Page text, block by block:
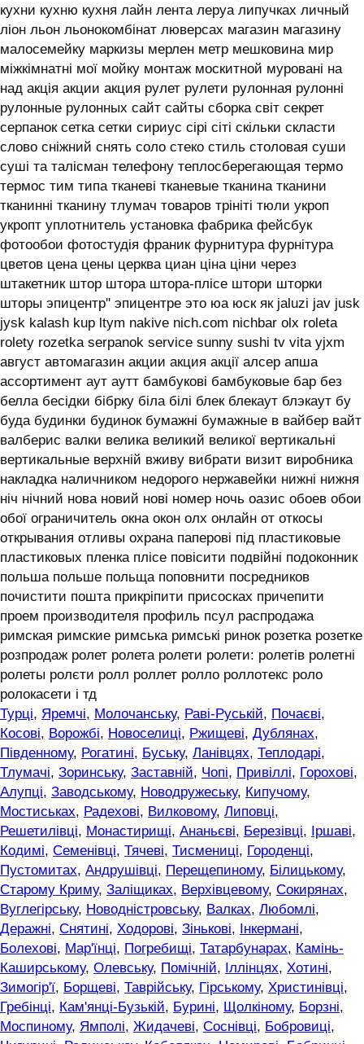
кухни кухню кухня лайн лента леруа липучках личный
ліон льон льонокомбінат люверсах магазин магазину
малосемейку маркизы мерлен метр мешковина мир
міжкімнатні мої мойку монтаж москитной муровані на
над акція акции акция рулет рулети рулонная рулонні
рулонные рулонных сайт сайты сборка світ секрет
серпанок сетка сетки сириус сірі сіті скільки скласти
слово сніжний снять соло стеко стиль столовая суши
суші та талісман телефону теплосберегающая термо
термос тим типа тканеві тканевые тканина тканини
тканинні тканину тлумач товаров трініті тюли укроп
укропт уплотнитель установка фабрика фейсбук
фотообои фотостудія франик фурнитура фурнітура
цветов цена цены церква циан ціна ціни через
штакетник штор штора штора-плісе штори шторки
шторы эпицентр'' эпицентре это юа юск як jaluzi jav jusk
jysk kalash kup ltym nakive nich.com nichbar olx roleta
rolety rozetka serpanok service sunny sushi tv vita yjxm
август автомагазин акции акция акції алсер апша
ассортимент аут аутт бамбукові бамбуковые бар без
белла бесідки бібрку біла білі блек блекаут блэкаут бу
буда будинки будинок бумажні бумажные в вайбер вайт
валберис валки велика великий великої вертикальні
вертикальные верхній вживу вибрати визит виробника
накладка наличником недорого нержавейки нижні нижня
ніч нічний нова новий нові номер ночь оазис обоев обои
обої ограничитель окна окон олх онлайн от откосы
открывания отливы охрана паперові під пластиковые
пластиковых пленка плісе повісити подвійні подоконник
польша польше польща поповнити посредников
почистити пошта прикріпити присосках причепити
проем производителя профиль псул распродажа
римская римские римська римські ринок розетка розетке
розпродаж ролет ролета ролети ролети: ролетів ролетні
ролеты ролєти ролл роллет ролло роллотекс роло
ролокасети і тд
Турці, Яремчі, Молочанську, Раві-Руській, Почаєві,
Косові, Ворожбі, Новоселиці, Ржищеві, Дублянах,
Південному, Рогатині, Буську, Ланівцях, Теплодарі,
Тлумачі, Зоринську, Заставній, Чопі, Привіллі, Горохові,
Алупці, Заводському, Новодружеську, Кипучому,
Мостиськах, Радехові, Вилковому, Липовці,
Решетилівці, Монастирищі, Ананьєві, Березівці, Іршаві,
Кодимі, Семенівці, Тячеві, Тисмениці, Городенці,
Пустомитах, Андрушівці, Перещепиному, Білицькому,
Старому Криму, Заліщиках, Верхівцевому, Сокирянах,
Вуглегірську, Новодністровську, Валках, Любомлі,
Деражні, Снятині, Ходорові, Зінькові, Інкермані,
Болехові, Мар'їнці, Погребищі, Татарбунарах, Камінь-
Каширському, Олевську, Помічній, Іллінцях, Хотині,
Зимогір'ї, Борщеві, Таврійську, Гірському, Христинівці,
Гребінці, Кам'янці-Бузькій, Бурині, Щолкіному, Борзні,
Моспиному, Ямполі, Жидачеві, Соснівці, Бобровиці,